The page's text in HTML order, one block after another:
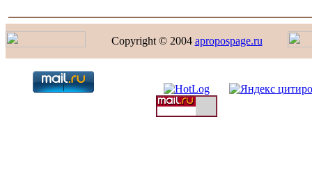
Copyright © 2004 apropospage.ru